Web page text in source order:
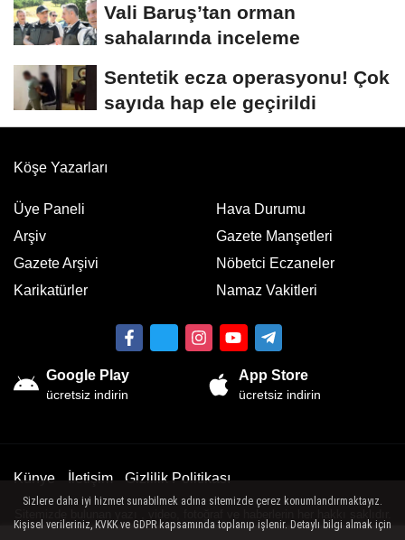
Vali Baruş’tan orman
sahalarında inceleme
Sentetik ecza operasyonu! Çok
sayıda hap ele geçirildi
Köşe Yazarları
Üye Paneli
Arşiv
Gazete Arşivi
Karikatürler
Hava Durumu
Gazete Manşetleri
Nöbetci Eczaneler
Namaz Vakitleri
Google Play
ücretsiz indirin
App Store
ücretsiz indirin
Künye İletişim Gizlilik Politikası
İzinsiz veya kaynak gösterilemeden kullanılamaz.
Sizlere daha iyi hizmet sunabilmek adına sitemizde çerez konumlandırmaktayız.
Kişisel verileriniz, KVKK ve GDPR kapsamında toplanıp işlenir. Detaylı bilgi almak için